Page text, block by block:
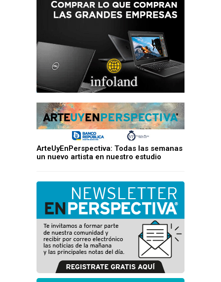
ArteUyEnPerspectiva: Todas las semanas
un nuevo artista en nuestro estudio